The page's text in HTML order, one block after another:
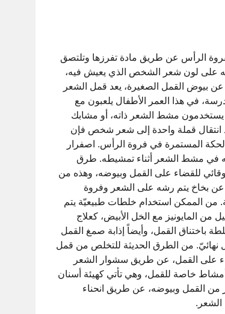
الرأس عن طريق مادة تفرزها وتلتصق
على لون شعر الشخص الذي يعيش فيه،
عن بيوض القمل الصغيرة، يعد قمل الشعر
في هذا العمر الأطفال يلعبون مع
يستخدمون مشط الشعر ذاته، أو مشابك
انتقال قملة واحدة إلى شعر شخص فإن
المستمرة في فروة الرأس. اصفرار
في مشط الشعر أثناء تمشيطه. طرق
للقضاء على القمل وبيوضه، وهذه من
عن بخاخ يتم رشه على الشعر وفروة
من الممكن استخدام خلطات طبيعيّة يتم
المايونيز مع الخل الأبيض، كعلاج
القمل، وأيضاً إذابة صمغ القمل
نهائيّ. من الطرق الحديثة للتخلص من قمل
على القمل، عن طريق سشوار الشعر
خاصة للقمل، وهي تأتي كهيئة أسنان
من القمل وبيوضه، عن طريق انحناء